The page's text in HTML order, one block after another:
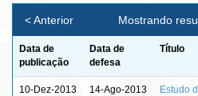
Mostrando
< Anterior
Data de
publicação
Data de
defesa
Título
10-Dez-2013 14-Ago-2013
Estudo